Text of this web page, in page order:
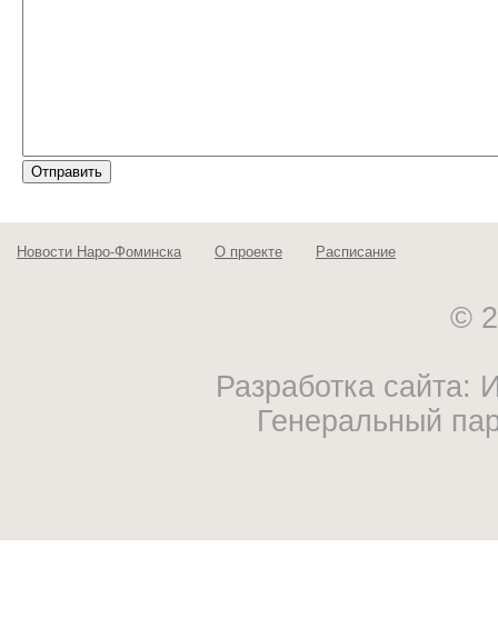
Новости Наро-Фоминска О проекте Расписание
©
Разработка
Генеральный